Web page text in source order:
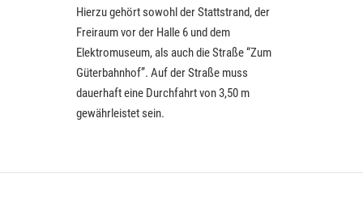
Hierzu gehört sowohl der Stattstrand, der
Freiraum vor der Halle 6 und dem
Elektromuseum, als auch die Straße “Zum
Güterbahnhof”. Auf der Straße muss
dauerhaft eine Durchfahrt von 3,50 m
gewährleistet sein.